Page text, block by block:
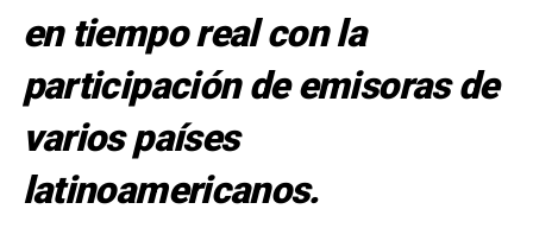
en tiempo real con la
participación de emisoras de
varios países
latinoamericanos.